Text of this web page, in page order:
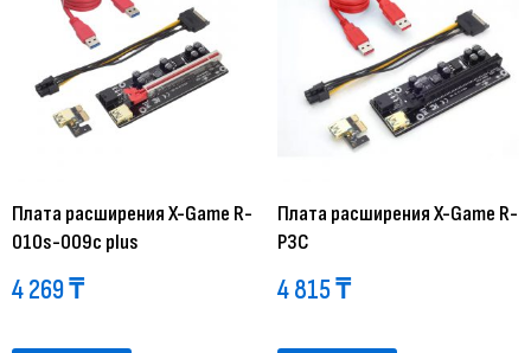
Плата расширения X-Game R-
010s-009с plus
4 269₸
Плата расширения X-Game R-
P3C
4 815₸